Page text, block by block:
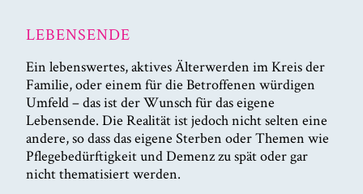
LEBENSENDE
Ein lebenswertes, aktives Älterwerden im Kreis der
Familie, oder einem für die Betroffenen würdigen
Umfeld – das ist der Wunsch für das eigene
Lebensende. Die Realität ist jedoch nicht selten eine
andere, so dass das eigene Sterben oder Themen wie
Pflegebedürftigkeit und Demenz zu spät oder gar
nicht thematisiert werden.